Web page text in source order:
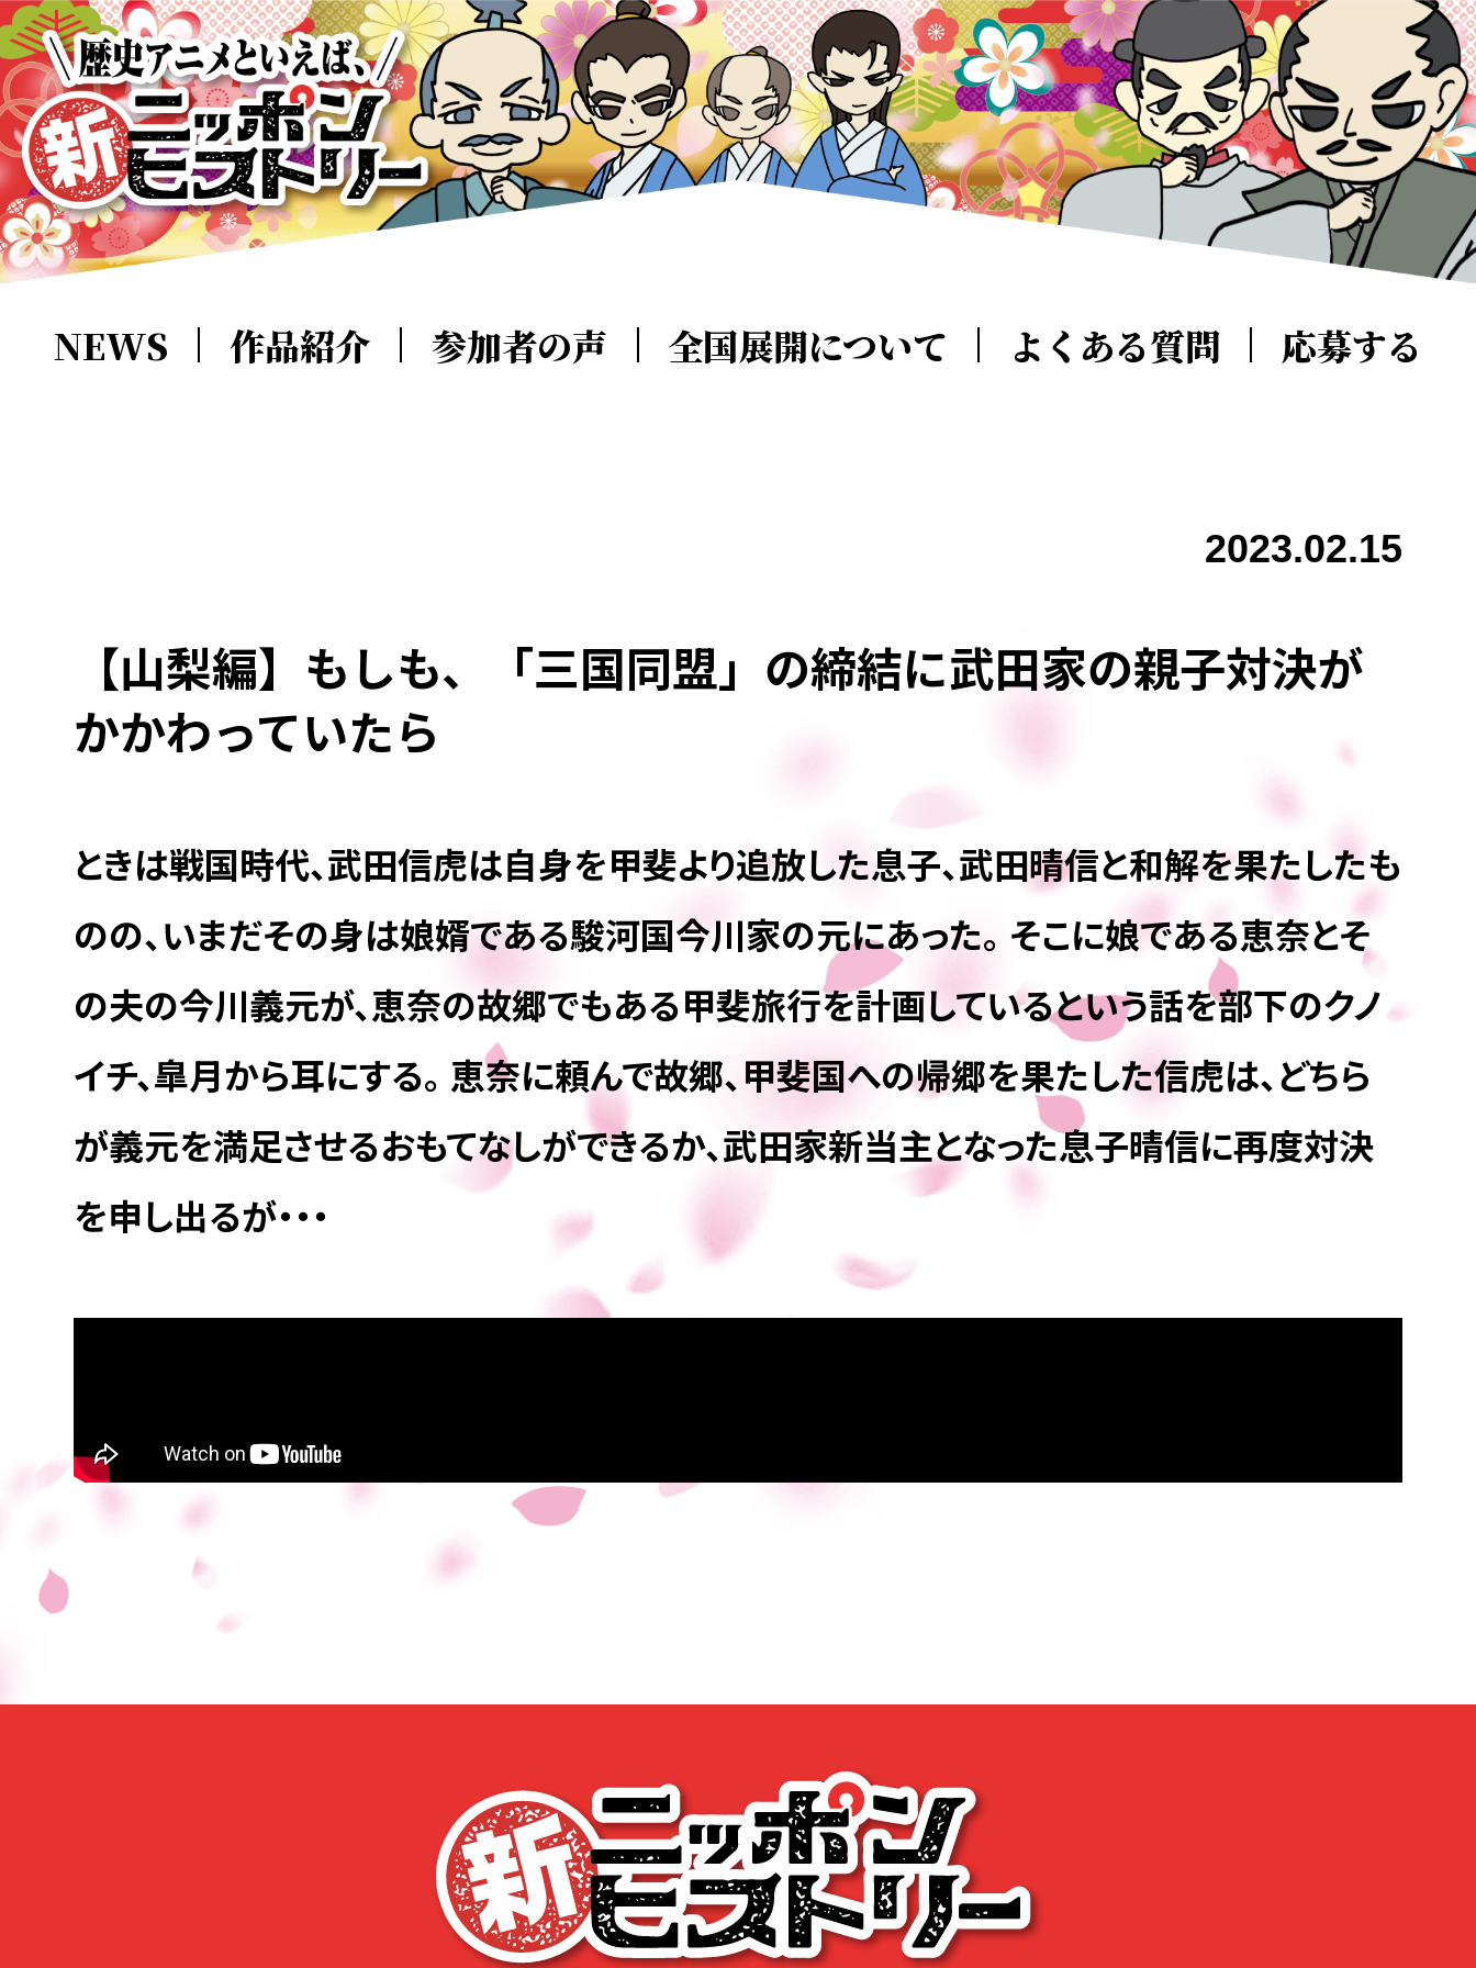
NEWS 作品紹介 参加者の声 全国展開について よくある質問 応募する
2023.02.15
【山梨編】もしも、「三国同盟」の締結に武田家の親子対決が
かかわっていたら
ときは戦国時代、武田信虎は自身を甲斐より追放した息子、武田晴信と和解を果たしたも
のの、いまだその身は娘婿である駿河国今川家の元にあった。 そこに娘である恵奈とそ
の夫の今川義元が、恵奈の故郷でもある甲斐旅行を計画しているという話を部下のクノ
イチ、皐月から耳にする。 恵奈に頼んで故郷、甲斐国への帰郷を果たした信虎は、どちら
が義元を満足させるおもてなしができるか、武田家新当主となった息子晴信に再度対決
を申し出るが・・・